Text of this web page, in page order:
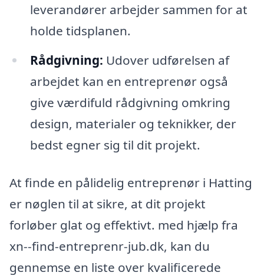
leverandører arbejder sammen for at
holde tidsplanen.
Rådgivning: Udover udførelsen af
arbejdet kan en entreprenør også
give værdifuld rådgivning omkring
design, materialer og teknikker, der
bedst egner sig til dit projekt.
At finde en pålidelig entreprenør i Hatting
er nøglen til at sikre, at dit projekt
forløber glat og effektivt. med hjælp fra
xn--find-entreprenr-jub.dk, kan du
gennemse en liste over kvalificerede